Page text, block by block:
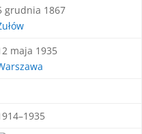
grudnia 1867
maja 1935